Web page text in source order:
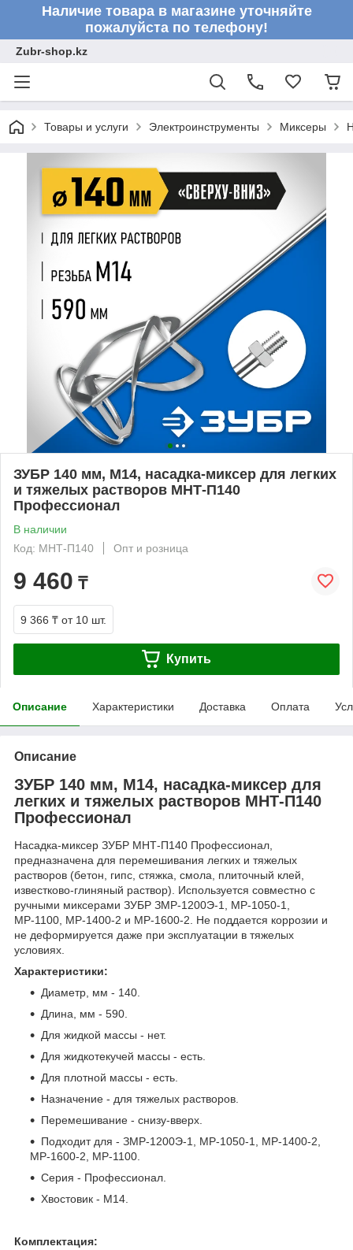
Наличие товара в магазине уточняйте
пожалуйста по телефону!
Zubr-shop.kz
Товары и услуги Электроинструменты Миксеры
ЗУБР 140 мм, М14, насадка-миксер для легких
и тяжелых растворов МНТ-П140
Профессионал
В наличии
Код: МНТ-П140
Опт и розница
9 460 ₸
9 366 ₸ от 10 шт.
Купить
Описание Характеристики Доставка Оплата
Описание
ЗУБР 140 мм, М14, насадка-миксер для
легких и тяжелых растворов МНТ-П140
Профессионал
Насадка-миксер ЗУБР МНТ-П140 Профессионал,
предназначена для перемешивания легких и тяжелых
растворов (бетон, гипс, стяжка, смола, плиточный клей,
известково-глиняный раствор). Используется совместно с
ручными миксерами ЗУБР ЗМР-1200Э-1, МР-1050-1,
МР-1100, МР-1400-2 и МР-1600-2. Не поддается коррозии и
не деформируется даже при эксплуатации в тяжелых
условиях.
Характеристики:
Диаметр, мм - 140.
Длина, мм - 590.
Для жидкой массы - нет.
Для жидкотекучей массы - есть.
Для плотной массы - есть.
Назначение - для тяжелых растворов.
Перемешивание - снизу-вверх.
Подходит для - ЗМР-1200Э-1, МР-1050-1, МР-1400-2,
МР-1600-2, МР-1100.
Серия - Профессионал.
Хвостовик - М14.
Комплектация: